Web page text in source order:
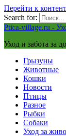
Перейти к
Search for:
Ptica-village.ru -
Уход и забота за
Грызуны
Животные
Кошки
Новости
Птицы
Разное
Рыбки
Собаки
Уход за